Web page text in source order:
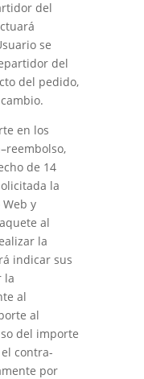
del
se
del
del pedido,
en los
de 14
la
y
al
la
indicar sus
la
al
al
del importe
contra-
por